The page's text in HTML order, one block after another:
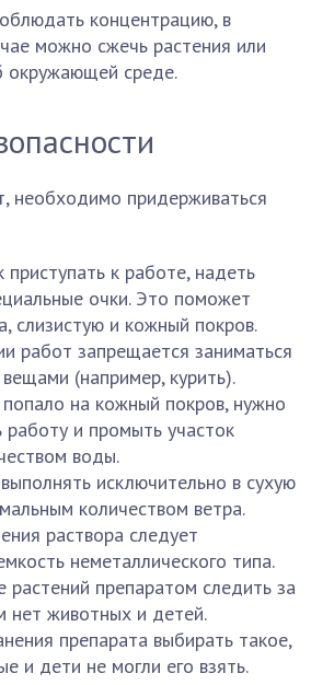
концентрацию, в
можно сжечь растения или
окружающей среде.
необходимо придерживаться
к работе, надеть
очки. Это поможет
слизистую и кожный покров.
работ запрещается заниматься
(например, курить).
попало на кожный покров, нужно
работу и промыть участок
воды.
исключительно в сухую
количеством ветра.
раствора следует
неметаллического типа.
растений препаратом следить за
нет животных и детей.
препарата выбирать такое,
и дети не могли его взять.